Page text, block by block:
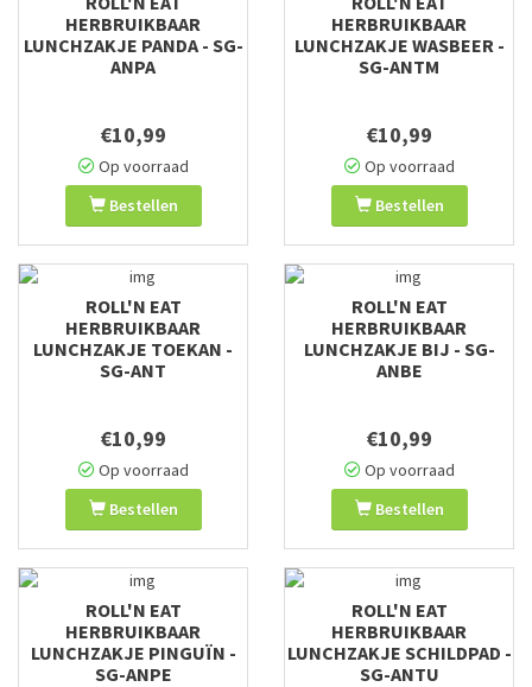
HERBRUIKBAAR
LUNCHZAKJE PANDA - SG-
ANPA
€10,99
Op voorraad
Bestellen
HERBRUIKBAAR
LUNCHZAKJE WASBEER -
SG-ANTM
€10,99
Op voorraad
Bestellen
ROLL'N EAT
HERBRUIKBAAR
LUNCHZAKJE TOEKAN -
SG-ANT
€10,99
Op voorraad
Bestellen
ROLL'N EAT
HERBRUIKBAAR
LUNCHZAKJE BIJ - SG-
ANBE
€10,99
Op voorraad
Bestellen
ROLL'N EAT
HERBRUIKBAAR
LUNCHZAKJE PINGUÏN -
SG-ANPE
ROLL'N EAT
HERBRUIKBAAR
LUNCHZAKJE SCHILDPAD -
SG-ANTU